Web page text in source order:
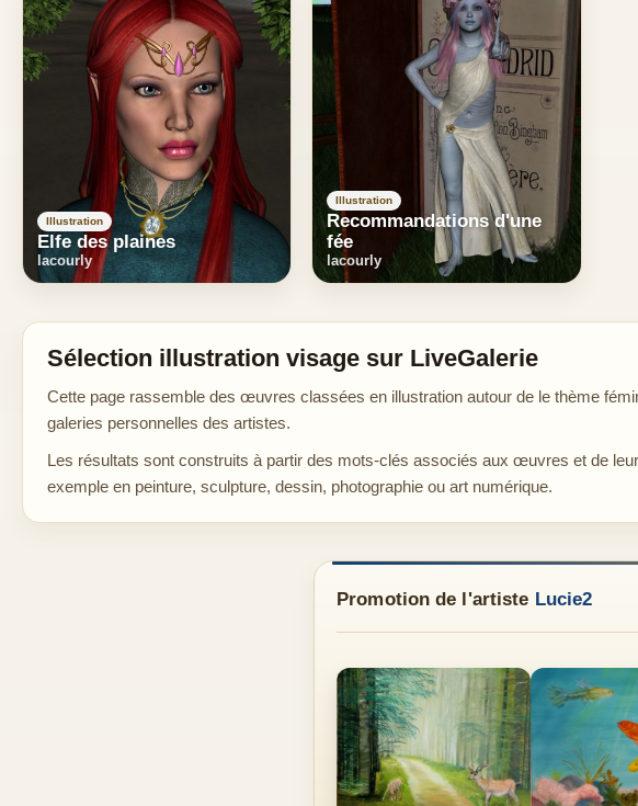
Illustration
Elfe des plaines
lacourly
Illustration
Recommandations d'une
fée
lacourly
Sélection illustration visage sur LiveGalerie
Cette page rassemble des œuvres classées en illustration autour de le thème
galeries personnelles des artistes.
Les résultats sont construits à partir des mots-clés associés aux œuvres et de
exemple en peinture, sculpture, dessin, photographie ou art numérique.
Promotion de l'artiste Lucie2